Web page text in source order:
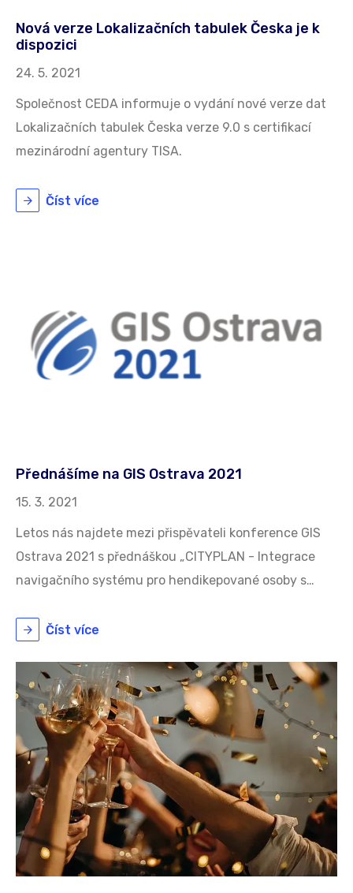
Nová verze Lokalizačních tabulek Česka je k
dispozici
24. 5. 2021
Společnost CEDA informuje o vydání nové verze dat
Lokalizačních tabulek Česka verze 9.0 s certifikací
mezinárodní agentury TISA.
Číst více
Přednášíme na GIS Ostrava 2021
15. 3. 2021
Letos nás najdete mezi přispěvateli konference GIS
Ostrava 2021 s přednáškou „CITYPLAN - Integrace
navigačního systému pro hendikepované osoby s…
Číst více